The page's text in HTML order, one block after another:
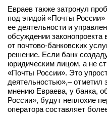
Евраев также затронул
под эгидой «Почты
ее деятельности и
обсуждении законопроекта
от почтово-банковских
решение. Если банк
юридическим лицом, а не
«Почты России». Это
деятельностью»,–
мнению Евраева, у банка,
России», будут неплохие
оператора составляет